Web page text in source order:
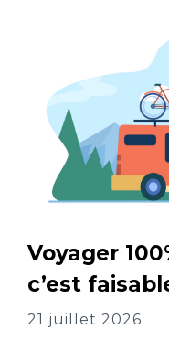
Voyager
c’est
21 juillet 2026